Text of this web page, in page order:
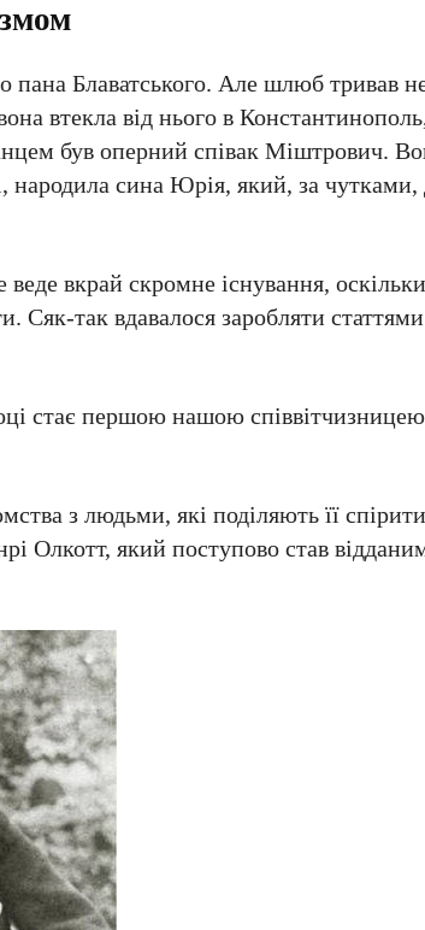
пана Блаватського. Але шлюб тривав
втекла від нього в
був оперний співак Міштрович.
народила сина Юрія, який, за
вкрай скромне існування,
Сяк-так вдавалося заробляти
стає першою нашою
з людьми, які поділяють її
Олкотт, який поступово став